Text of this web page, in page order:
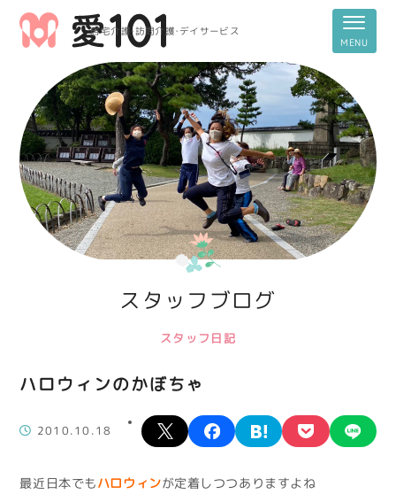
居宅介護・訪問介護・デイサービス
スタッフブログ
スタッフ日記
ハロウィンのかぼちゃ
2010.10.18
X facebookhatena pocket
最近日本でも ハロウィンが定着しつつありますよね